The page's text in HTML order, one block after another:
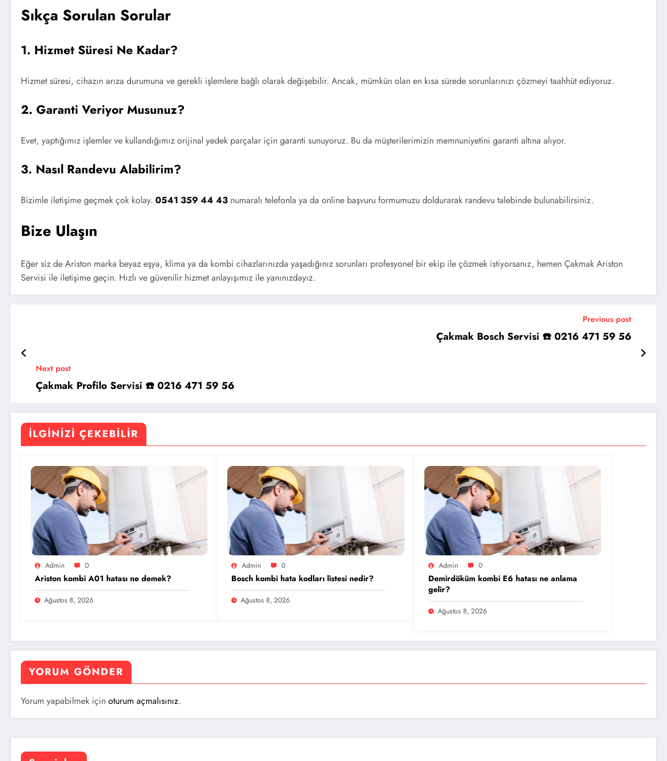
Sıkça Sorulan Sorular
1. Hizmet Süresi Ne Kadar?
Hizmet süresi, cihazın arıza durumuna ve gerekli işlemlere bağlı olarak değişebilir. Ancak, mümkün olan en kısa sürede sorunlarınızı çözmeyi taahhüt ediyoruz.
2. Garanti Veriyor Musunuz?
Evet, yaptığımız işlemler ve kullandığımız orijinal yedek parçalar için garanti sunuyoruz. Bu da müşterilerimizin memnuniyetini garanti altına alıyor.
3. Nasıl Randevu Alabilirim?
Bizimle iletişime geçmek çok kolay. 0541 359 44 43 numaralı telefonla ya da online başvuru formumuzu doldurarak randevu talebinde bulunabilirsiniz.
Bize Ulaşın
Eğer siz de Ariston marka beyaz eşya, klima ya da kombi cihazlarınızda yaşadığınız sorunları profesyonel bir ekip ile çözmek istiyorsanız, hemen Çakmak Ariston
Servisi ile iletişime geçin. Hızlı ve güvenilir hizmet anlayışımız ile yanınızdayız.
Previous post
Çakmak Bosch Servisi ☎️ 0216 471 59 56
Next post
Çakmak Profilo Servisi ☎️ 0216 471 59 56
İLGINIZI ÇEKEBILIR
Admin 0
Ariston kombi A01 hatası ne demek?
Ağustos 8, 2026
Admin 0
Bosch kombi hata kodları listesi nedir?
Ağustos 8, 2026
Admin 0
Demirdöküm kombi E6 hatası ne anlama
gelir?
Ağustos 8, 2026
YORUM GÖNDER
Yorum yapabilmek için oturum açmalısınız.